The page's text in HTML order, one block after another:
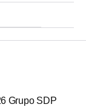
Grupo SDP